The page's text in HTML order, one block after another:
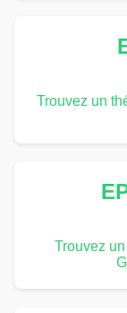
Trouvez un
Trouvez